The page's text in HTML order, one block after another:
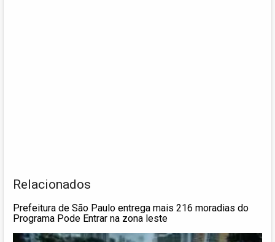
Relacionados
Prefeitura de São Paulo entrega mais 216 moradias do
Programa Pode Entrar na zona leste